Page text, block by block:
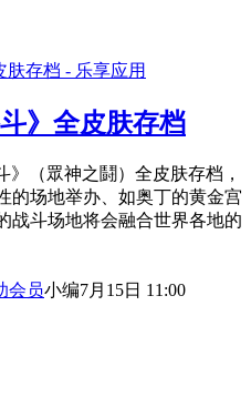
》全皮肤存档
》（眾神之鬪）全皮肤存档，
的场地举办、如奥丁的黄金宫
战斗场地将会融合世界各地的
小编7月15日 11:00